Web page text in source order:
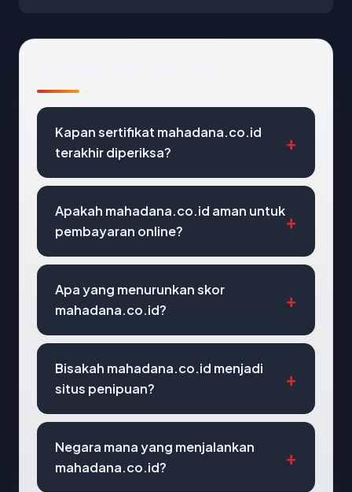
Kapan sertifikat mahadana.co.id
terakhir diperiksa?
Apakah mahadana.co.id aman untuk
pembayaran online?
Apa yang menurunkan skor
mahadana.co.id?
Bisakah mahadana.co.id menjadi
situs penipuan?
Negara mana yang menjalankan
mahadana.co.id?